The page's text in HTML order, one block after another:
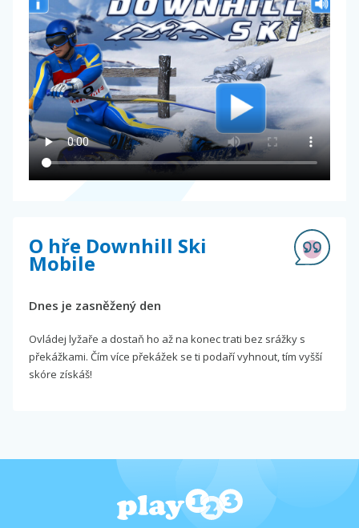
O hře Downhill Ski
Mobile
Dnes je zasněžený den
Ovládej lyžaře a dostaň ho až na konec trati bez srážky s
překážkami. Čím více překážek se ti podaří vyhnout, tím vyšší
skóre získáš!